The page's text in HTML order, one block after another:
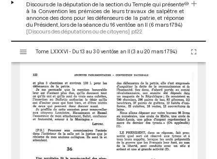
Discours de la députation de la section du Temple qui présente
à la Convention les prémices de leurs travaux de salpêtre et
annonce des dons pour les défenseurs de la patrie, et réponse
du Président, lors de la séance du 16 ventôse an II (6 mars 1794)
[Discours des députations ou de citoyens] p.122
s
Tome LXXXVI - Du 13 au 30 ventôse an II (3 au 20 mars 1794)